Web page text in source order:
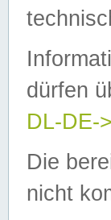
dürfen
DL-DE-
Die
nicht